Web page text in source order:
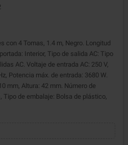
con 4 Tomas, 1.4 m, Negro. Longitud
Interior, Tipo de salida AC: Tipo
AC. Voltaje de entrada AC: 250 V,
Potencia máx. de entrada: 3680 W.
mm, Altura: 42 mm. Número de
de embalaje: Bolsa de plástico,